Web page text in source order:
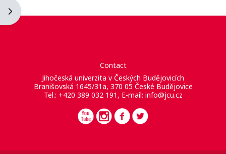
Blockleiste öffnen
Contact
Jihočeská univerzita v Českých Budějovicích
Branišovská 1645/31a, 370 05 České Budějovice
Tel.: +420 389 032 191, E-mail: info@jcu.cz